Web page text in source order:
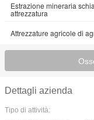
Estrazione mineraria
attrezzatura
Attrezzature agricole di
Dettagli azienda
Tipo di attività: